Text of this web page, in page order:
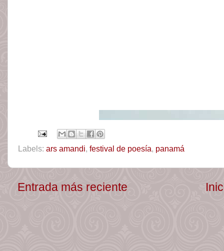
Labels: ars amandi, festival de poesía, panamá
Entrada más reciente